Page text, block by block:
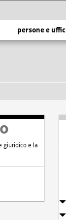
persone e
giuridico e la